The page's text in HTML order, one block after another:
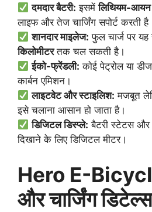
दमदार बैटरी: इसमेंलिथियम-आयन
लाइफ और तेज चार्जिंग सपोर्ट करती
शानदार माइलेज: फुल चार्ज पर
किलोमीटरतक चल सकती है।
ईको-फ्रेंडली: कोई पेट्रोल या
कार्बन एमिशन।
लाइटवेट और स्टाइलिश: मजबूत
इसे चलाना आसान हो जाता है।
डिजिटल डिस्प्ले: बैटरी स्टेटस और
दिखाने के लिए डिजिटल मीटर।
Hero E-
और चार्जिंग डिटेल्स